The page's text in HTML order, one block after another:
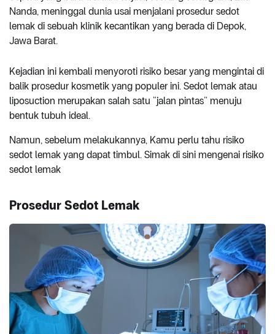
Nanda, meninggal dunia usai menjalani prosedur sedot
lemak di sebuah klinik kecantikan yang berada di Depok,
Jawa Barat.
Kejadian ini kembali menyoroti risiko besar yang mengintai di
balik prosedur kosmetik yang populer ini. Sedot lemak atau
liposuction merupakan salah satu “jalan pintas” menuju
bentuk tubuh ideal.
Namun, sebelum melakukannya, Kamu perlu tahu risiko
sedot lemak yang dapat timbul. Simak di sini mengenai risiko
sedot lemak
Prosedur Sedot Lemak